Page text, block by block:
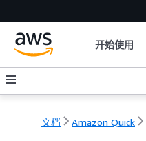
开始使用
文档 Amazon Quick